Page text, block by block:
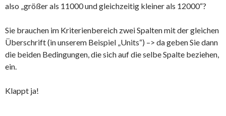
also „größer als 11000 und gleichzeitig kleiner als 12000“?
Sie brauchen im Kriterienbereich zwei Spalten mit der gleichen
Überschrift (in unserem Beispiel „Units“) –> da geben Sie dann
die beiden Bedingungen, die sich auf die selbe Spalte beziehen,
ein.
Klappt ja!